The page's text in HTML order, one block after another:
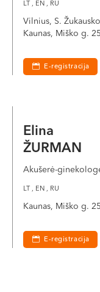
LT , EN , RU
Vilnius, S.
Kaunas, Miško g.
E-registracija
Elina
ŽURMAN
Akušerė-
LT , EN , RU
Kaunas, Miško g.
E-registracija